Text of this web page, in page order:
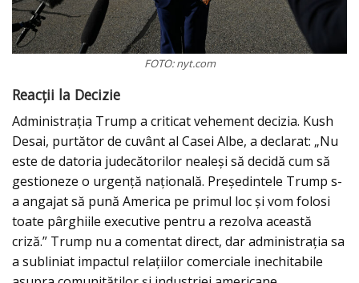
FOTO: nyt.com
Reacții la Decizie
Administrația Trump a criticat vehement decizia. Kush
Desai, purtător de cuvânt al Casei Albe, a declarat: „Nu
este de datoria judecătorilor nealeși să decidă cum să
gestioneze o urgență națională. Președintele Trump s-
a angajat să pună America pe primul loc și vom folosi
toate pârghiile executive pentru a rezolva această
criză.” Trump nu a comentat direct, dar administrația sa
a subliniat impactul relațiilor comerciale inechitabile